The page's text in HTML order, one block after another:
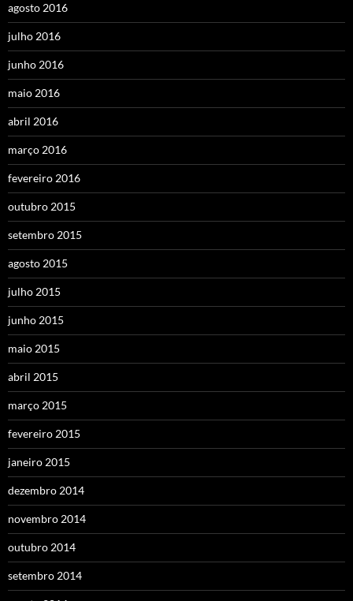
agosto 2016
julho 2016
junho 2016
maio 2016
abril 2016
março 2016
fevereiro 2016
outubro 2015
setembro 2015
agosto 2015
julho 2015
junho 2015
maio 2015
abril 2015
março 2015
fevereiro 2015
janeiro 2015
dezembro 2014
novembro 2014
outubro 2014
setembro 2014